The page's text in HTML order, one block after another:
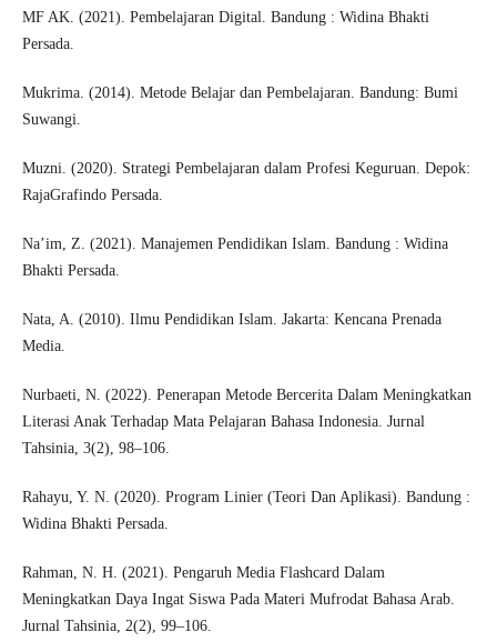
MF AK. (2021). Pembelajaran Digital. Bandung : Widina Bhakti
Persada.
Mukrima. (2014). Metode Belajar dan Pembelajaran. Bandung: Bumi
Suwangi.
Muzni. (2020). Strategi Pembelajaran dalam Profesi Keguruan. Depok:
RajaGrafindo Persada.
Na’im, Z. (2021). Manajemen Pendidikan Islam. Bandung : Widina
Bhakti Persada.
Nata, A. (2010). Ilmu Pendidikan Islam. Jakarta: Kencana Prenada
Media.
Nurbaeti, N. (2022). Penerapan Metode Bercerita Dalam Meningkatkan
Literasi Anak Terhadap Mata Pelajaran Bahasa Indonesia. Jurnal
Tahsinia, 3(2), 98–106.
Rahayu, Y. N. (2020). Program Linier (Teori Dan Aplikasi). Bandung :
Widina Bhakti Persada.
Rahman, N. H. (2021). Pengaruh Media Flashcard Dalam
Meningkatkan Daya Ingat Siswa Pada Materi Mufrodat Bahasa Arab.
Jurnal Tahsinia, 2(2), 99–106.